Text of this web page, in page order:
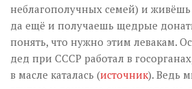
неблагополучных семей) и живёшь
да ещё и получаешь щедрые
понять, что нужно этим левакам.
дед при СССР работал в
в масле каталась (источник). Ведь